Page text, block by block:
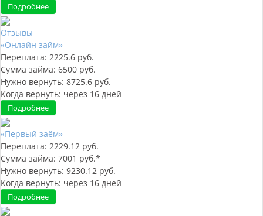
Подробнее
Отзывы
«Онлайн займ»
Переплата: 2225.6 руб.
Сумма займа: 6500 руб.
Нужно вернуть: 8725.6 руб.
Когда вернуть: через 16 дней
Подробнее
«Первый заём»
Переплата: 2229.12 руб.
Сумма займа: 7001 руб.*
Нужно вернуть: 9230.12 руб.
Когда вернуть: через 16 дней
Подробнее